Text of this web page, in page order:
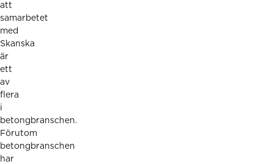
att
samarbetet
med
Skanska
är
ett
av
flera
i
betongbranschen.
Förutom
betongbranschen
har